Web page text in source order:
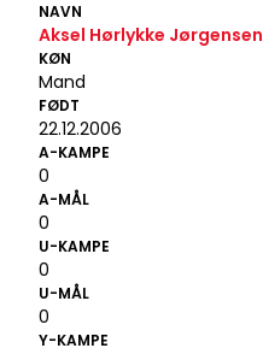
NAVN
Aksel Hørlykke Jørgensen
KØN
Mand
FØDT
22.12.2006
A-KAMPE
0
A-MÅL
0
U-KAMPE
0
U-MÅL
0
Y-KAMPE